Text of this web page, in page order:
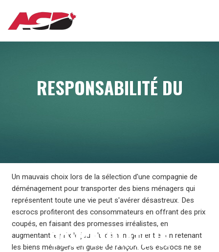
RESPONSABILITÉ DU
CONSOMMATEUR
Un mauvais choix lors de la sélection d'une compagnie de
déménagement pour transporter des biens ménagers qui
représentent toute une vie peut s'avérer désastreux. Des
escrocs profiteront des consommateurs en offrant des prix
coupés, en faisant des promesses irréalistes, en
augmentant le prix le jour du déménagement et en retenant
les biens ménagers en guise de rançon. Ces escrocs ne se